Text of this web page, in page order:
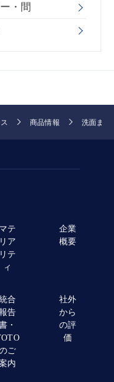
・間
商品情報 洗面まわ
マテ
リア
リテ
ィ
企業
概要
合
告
・
ご
内
社外
から
の評
価